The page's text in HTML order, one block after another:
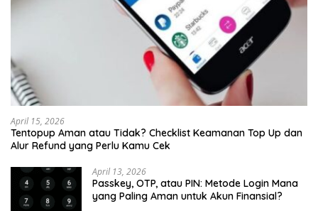
April 15, 2026
Tentopup Aman atau Tidak? Checklist Keamanan Top Up dan
Alur Refund yang Perlu Kamu Cek
April 13, 2026
Passkey, OTP, atau PIN: Metode Login Mana
yang Paling Aman untuk Akun Finansial?